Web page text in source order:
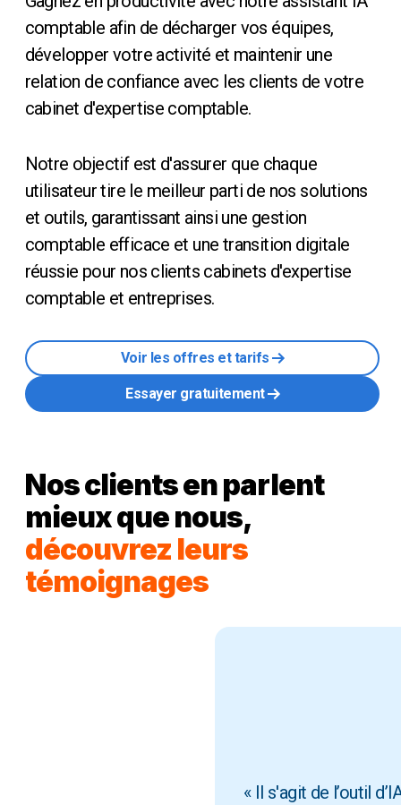
comptable afin de décharger vos équipes,
développer votre activité et maintenir une
relation de confiance avec les clients de votre
cabinet d'expertise comptable.
Notre objectif est d'assurer que chaque
utilisateur tire le meilleur parti de nos solutions
et outils, garantissant ainsi une gestion
comptable efficace et une transition digitale
réussie pour nos clients cabinets d'expertise
comptable et entreprises.
Voir les offres et tarifs
Essayer gratuitement
Nos clients en parlent
mieux que nous,
découvrez leurs
témoignages
« Il s'agit de l’outil